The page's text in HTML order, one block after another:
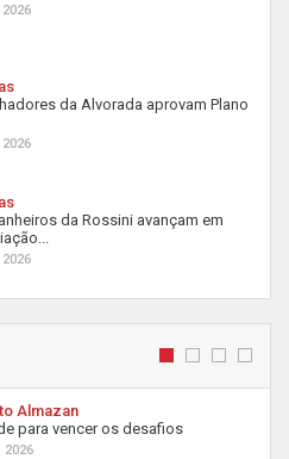
da Alvorada aprovam Plano
da Rossini avançam em
Almazan
para vencer os desafios
2026